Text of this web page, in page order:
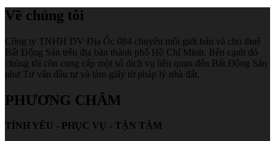
Về chúng tôi
Công ty TNHH DV Địa Ốc 084 chuyên môi giới bán và cho thuê
Bất Động Sản trên địa bàn thành phố Hồ Chí Minh. Bên cạnh đó
chúng tôi còn cung cấp một số dich vụ liên quan đến Bất Động Sản
như Tư vấn đầu tư và làm giấy tờ pháp lý nhà đất.
PHƯƠNG CHÂM
TÌNH YÊU - PHỤC VỤ - TẬN TÂM